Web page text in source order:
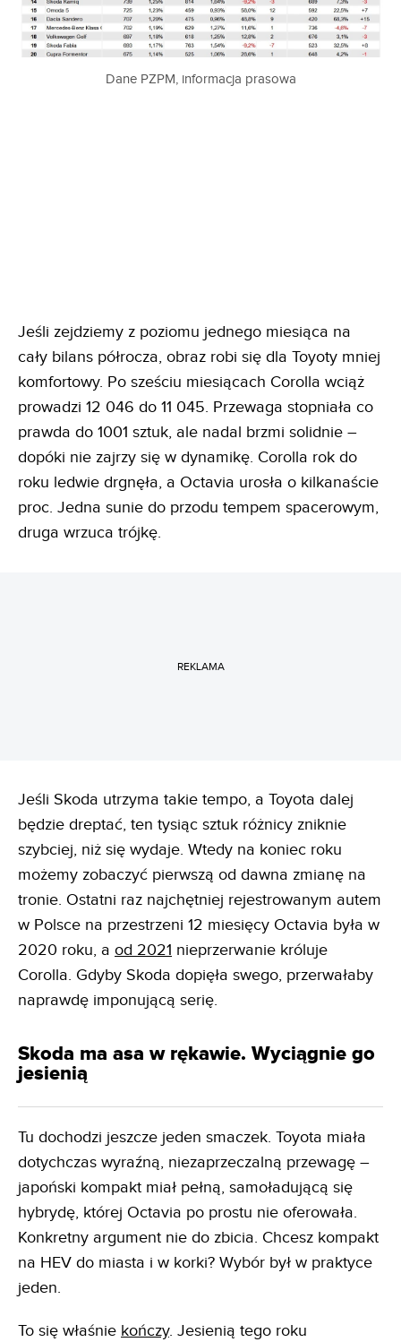
Dane PZPM, informacja prasowa
Jeśli zejdziemy z poziomu jednego miesiąca na
cały bilans półrocza, obraz robi się dla Toyoty mniej
komfortowy. Po sześciu miesiącach Corolla wciąż
prowadzi 12 046 do 11 045. Przewaga stopniała co
prawda do 1001 sztuk, ale nadal brzmi solidnie –
dopóki nie zajrzy się w dynamikę. Corolla rok do
roku ledwie drgnęła, a Octavia urosła o kilkanaście
proc. Jedna sunie do przodu tempem spacerowym,
druga wrzuca trójkę.
REKLAMA
Jeśli Skoda utrzyma takie tempo, a Toyota dalej
będzie dreptać, ten tysiąc sztuk różnicy zniknie
szybciej, niż się wydaje. Wtedy na koniec roku
możemy zobaczyć pierwszą od dawna zmianę na
tronie. Ostatni raz najchętniej rejestrowanym autem
w Polsce na przestrzeni 12 miesięcy Octavia była w
2020 roku, a od 2021 nieprzerwanie króluje
Corolla. Gdyby Skoda dopięła swego, przerwałaby
naprawdę imponującą serię.
Skoda ma asa w rękawie. Wyciągnie go
jesienią
Tu dochodzi jeszcze jeden smaczek. Toyota miała
dotychczas wyraźną, niezaprzeczalną przewagę –
japoński kompakt miał pełną, samoładującą się
hybrydę, której Octavia po prostu nie oferowała.
Konkretny argument nie do zbicia. Chcesz kompakt
na HEV do miasta i w korki? Wybór był w praktyce
jeden.
To się właśnie kończy. Jesienią tego roku